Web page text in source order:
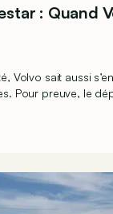
: Quand
Volvo sait aussi
Pour preuve, le